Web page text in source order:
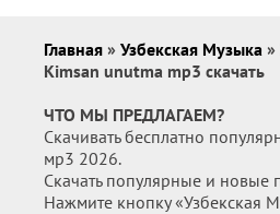
Главная » Узбекская Музыка »
Kimsan unutma mp3 скачать
ЧТО МЫ ПРЕДЛАГАЕМ?
Скачивать бесплатно
мр3 2026.
Скачать популярные и новые
Нажмите кнопку «Узбекская